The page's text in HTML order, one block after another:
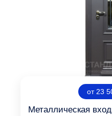
от 23
Металлическая